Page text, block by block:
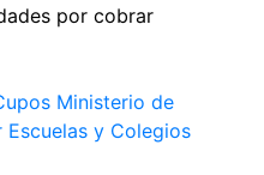
Ministerio de
y Colegios